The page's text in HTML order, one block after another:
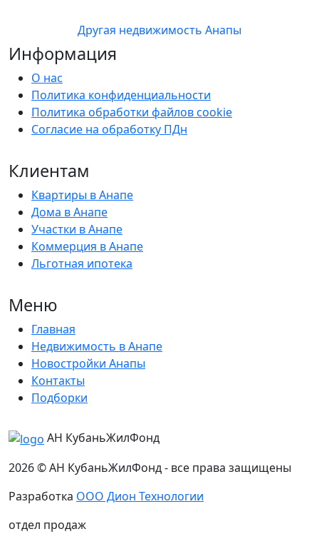
Другая недвижимость Анапы
Информация
О нас
Политика конфиденциальности
Политика обработки файлов cookie
Согласие на обработку ПДн
Клиентам
Квартиры в Анапе
Дома в Анапе
Участки в Анапе
Коммерция в Анапе
Льготная ипотека
Меню
Главная
Недвижимость в Анапе
Новостройки Анапы
Контакты
Подборки
АН КубаньЖилФонд
2026 © АН КубаньЖилФонд - все права защищены
Разработка ООО Дион Технологии
отдел продаж